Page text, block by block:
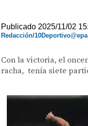
Publicado 2025/11/02
Redacción/
Con la victoria, el
racha, tenía siete